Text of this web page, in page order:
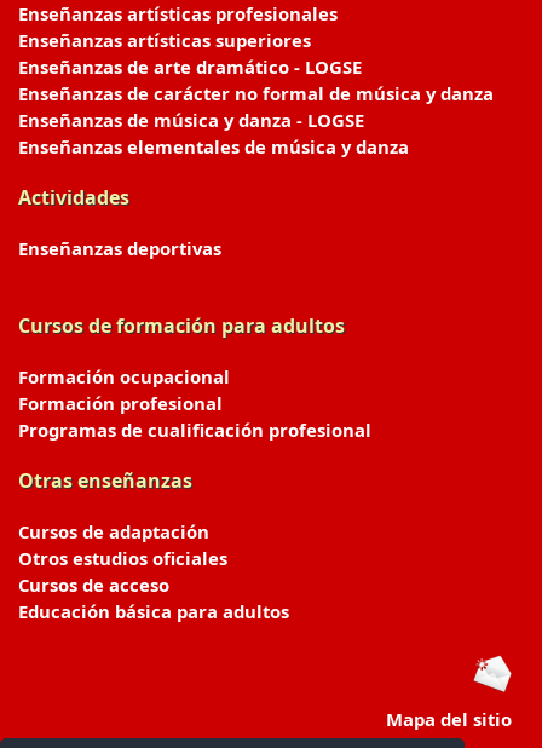
Enseñanzas artísticas profesionales
Enseñanzas artísticas superiores
Enseñanzas de arte dramático - LOGSE
Enseñanzas de carácter no formal de música y danza
Enseñanzas de música y danza - LOGSE
Enseñanzas elementales de música y danza
Actividades
Enseñanzas deportivas
Cursos de formación para adultos
Formación ocupacional
Formación profesional
Programas de cualificación profesional
Otras enseñanzas
Cursos de adaptación
Otros estudios oficiales
Cursos de acceso
Educación básica para adultos
Mapa del sitio